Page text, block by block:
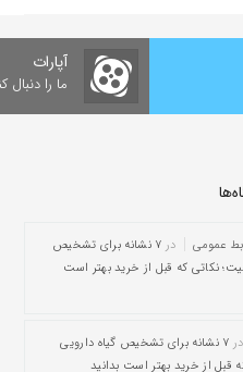
آپارات
ما را دنبال
عمومی در
۷ نشانه برای تشخیص
نکاتی که قبل از خرید بهتر است
در
۷ نشانه برای تشخیص گیاه دارویی
قبل از خرید بهتر است بدانید